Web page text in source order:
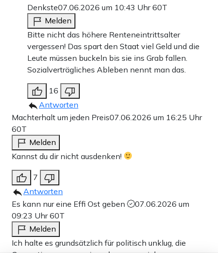
Denkste07.06.2026 um 10:43 Uhr60T
Melden
Bitte nicht das höhere Renteneintrittsalter
vergessen! Das spart den Staat viel Geld und die
Leute müssen buckeln bis sie ins Grab fallen.
Sozialverträgliches Ableben nennt man das.
16
Antworten
Machterhalt um jeden Preis07.06.2026 um 16:25 Uhr
60T
Melden
Kannst du dir nicht ausdenken!
7
Antworten
Es kann nur eine Effi Ost geben
07.06.2026 um
09:23 Uhr60T
Melden
Ich halte es grundsätzlich für politisch unklug, die